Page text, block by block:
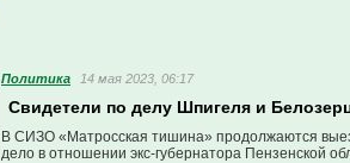
Политика 14 мая 2023, 06:17
Свидетели по делу Шпигеля и
В СИЗО «Матросская тишина» продолжаются
дело в отношении экс-губернатора Пензенской